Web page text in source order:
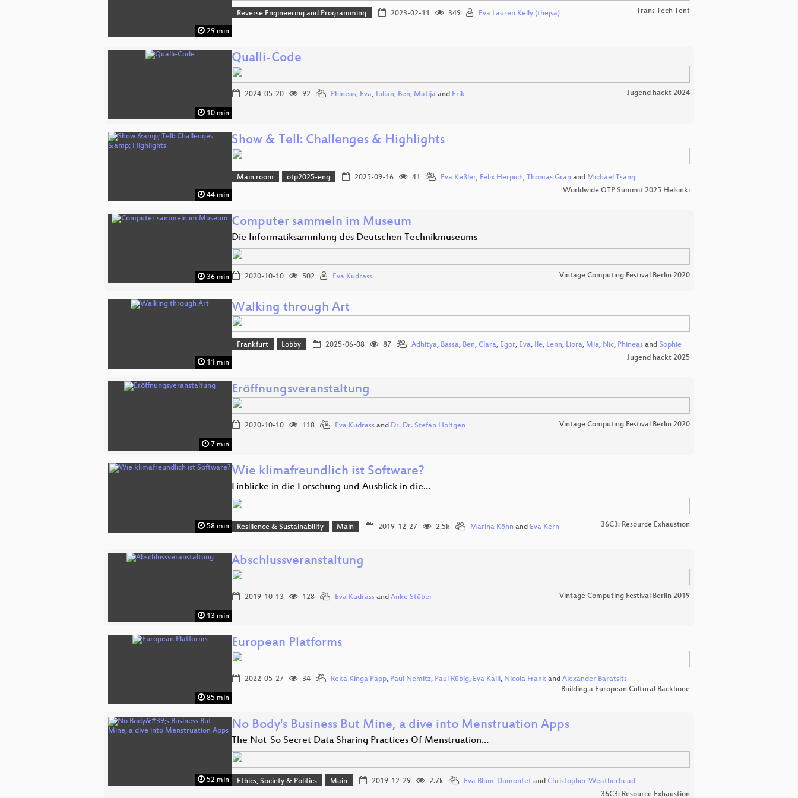
29 min
Reverse Engineering and Programming 2023-02-11 349 Eva Lauren Kelly (thejsa) Trans Tech Tent
10 min
Qualli-Code
2024-05-20 92 Phineas, Eva, Julian, Ben, Matija and Erik Jugend hackt 2024
44 min
Show & Tell: Challenges & Highlights
Main room otp2025-eng 2025-09-16 41 Eva Keßler, Felix Herpich, Thomas Gran and Michael Tsang
Worldwide OTP Summit 2025 Helsinki
36 min
Computer sammeln im Museum
Die Informatiksammlung des Deutschen Technikmuseums
2020-10-10 502 Eva Kudrass Vintage Computing Festival Berlin 2020
11 min
Walking through Art
Frankfurt Lobby 2025-06-08 87 Adhitya, Bassa, Ben, Clara, Egor, Eva, Ile, Lenn, Liora, Mia, Nic, Phineasand Sophie
Jugend hackt 2025
7 min
Eröffnungsveranstaltung
2020-10-10 118 Eva Kudrass and Dr. Dr. Stefan Höltgen Vintage Computing Festival Berlin 2020
58 min
Wie klimafreundlich ist Software?
Einblicke in die Forschung und Ausblick in die…
Resilience & Sustainability Main 2019-12-27 2.5k Marina Köhn and Eva Kern 36C3: Resource Exhaustion
13 min
Abschlussveranstaltung
2019-10-13 128 Eva Kudrass and Anke Stüber Vintage Computing Festival Berlin 2019
85 min
European Platforms
2022-05-27 34 Reka Kinga Papp, Paul Nemitz, Paul Rübig, Eva Kaili, Nicola Frank and Alexander Baratsits
Building a European Cultural Backbone
52 min
No Body's Business But Mine, a dive into Menstruation Apps
The Not-So Secret Data Sharing Practices Of Menstruation…
Ethics, Society & Politics Main 2019-12-29 2.7k Eva Blum-Dumontetand Christopher Weatherhead
36C3: Resource Exhaustion